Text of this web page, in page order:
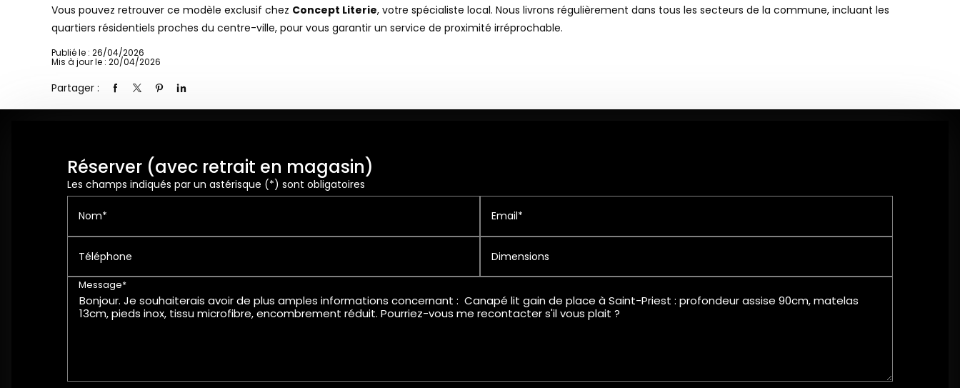
Vous pouvez retrouver ce modèle exclusif chez Concept Literie, votre spécialiste local. Nous livrons régulièrement dans tous les secteurs de la commune, incluant les
quartiers résidentiels proches du centre-ville, pour vous garantir un service de proximité irréprochable.
Publié le : 26/04/2026
Mis à jour le : 20/04/2026
Partager :
Réserver (avec retrait en magasin)
Les champs indiqués par un astérisque (*) sont obligatoires
Nom* Email*
Téléphone Dimensions
Message*